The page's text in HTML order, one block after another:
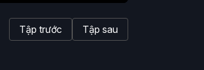
Tập trước Tập sau